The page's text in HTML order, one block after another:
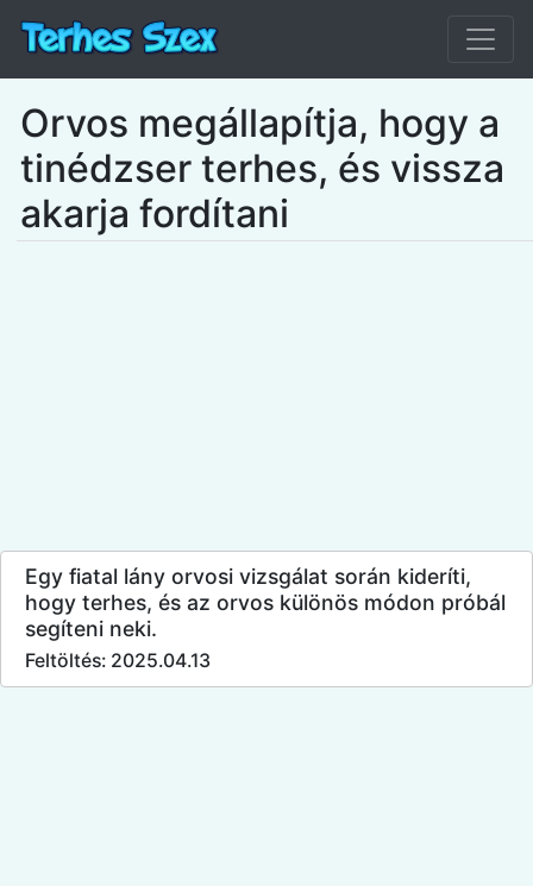
Orvos megállapítja, hogy a
tinédzser terhes, és vissza
akarja fordítani
Egy fiatal lány orvosi vizsgálat során kideríti,
hogy terhes, és az orvos különös módon próbál
segíteni neki.
Feltöltés: 2025.04.13